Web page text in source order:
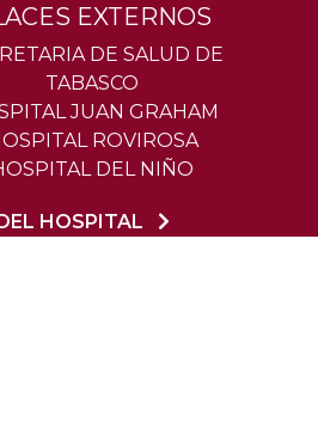
EXTERNOS
DE SALUD DE
TABASCO
JUAN GRAHAM
ROVIROSA
DEL NIÑO
HOSPITAL